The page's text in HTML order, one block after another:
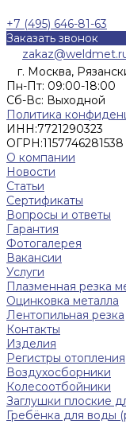
+7 (495) 646-81-63
Заказать звонок
г. Москва,
Пн-Пт: 09:00-18:00
Cб-Вс: Выходной
Политика
ИНН:7721290323
ОГРН:1157746281538
О компании
Новости
Статьи
Сертификаты
Вопросы и ответы
Гарантия
Фотогалерея
Вакансии
Услуги
Плазменная резка
Оцинковка металла
Лентопильная резка
Контакты
Изделия
Регистры отопления
Воздухосборники
Колесоотбойники
Заглушки плоские
Гребёнка для воды